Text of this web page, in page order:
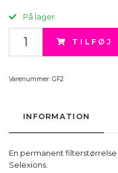
På lager.
TILFØJ
Varenummer: GF2
INFORMATION
En permanent
Selexions.